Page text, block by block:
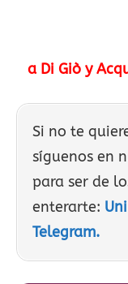
a Di Giò y
Si no te
síguenos en
para ser de
enterarte:
Telegram.